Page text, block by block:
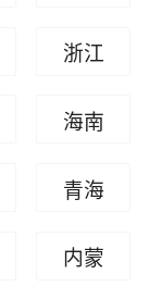
浙江
海南
青海
内蒙